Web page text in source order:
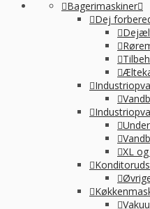
Bagerimaskiner
Dej
XL